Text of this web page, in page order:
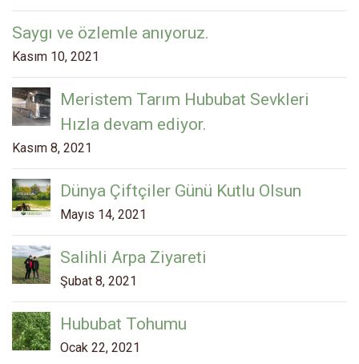
Saygı ve özlemle anıyoruz.
Kasım 10, 2021
Meristem Tarım Hububat Sevkleri
Hızla devam ediyor.
Kasım 8, 2021
Dünya Çiftçiler Günü Kutlu Olsun
Mayıs 14, 2021
Salihli Arpa Ziyareti
Şubat 8, 2021
Hububat Tohumu
Ocak 22, 2021